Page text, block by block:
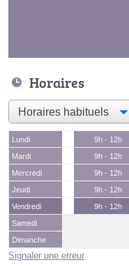
Horaires
Lundi 9h - 12h
Mardi
9h - 12h
Mercredi
9h - 12h
Jeudi
9h - 12h
Vendredi
9h - 12h
Samedi
Dimanche
Signaler une erreur